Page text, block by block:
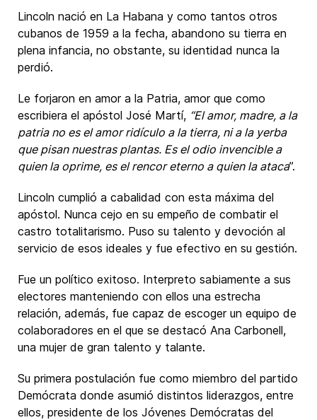
Lincoln nació en La Habana y como tantos otros
cubanos de 1959 a la fecha, abandono su tierra en
plena infancia, no obstante, su identidad nunca la
perdió.
Le forjaron en amor a la Patria, amor que como
escribiera el apóstol José Martí, “El amor, madre, a la
patria no es el amor ridículo a la tierra, ni a la yerba
que pisan nuestras plantas. Es el odio invencible a
quien la oprime, es el rencor eterno a quien la ataca”.
Lincoln cumplió a cabalidad con esta máxima del
apóstol. Nunca cejo en su empeño de combatir el
castro totalitarismo. Puso su talento y devoción al
servicio de esos ideales y fue efectivo en su gestión.
Fue un político exitoso. Interpreto sabiamente a sus
electores manteniendo con ellos una estrecha
relación, además, fue capaz de escoger un equipo de
colaboradores en el que se destacó Ana Carbonell,
una mujer de gran talento y talante.
Su primera postulación fue como miembro del partido
Demócrata donde asumió distintos liderazgos, entre
ellos, presidente de los Jóvenes Demócratas del